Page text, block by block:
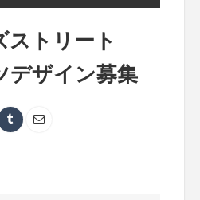
ストリート
デザイン募集